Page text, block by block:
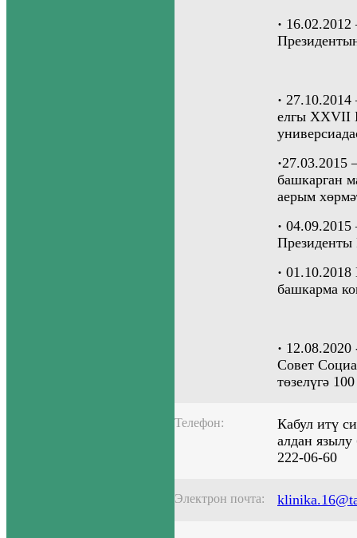
· 16.02.2012
Президенты
· 27.10.2014
елгы XXVII
·27.03.2015
башкарган
аерым
· 04.09.2015
Президенты
·
башкарма
· 12.08.2020
Совет
төзелүгә
Телефон:
Кабул итү
алдан язылу
222-06-60
Электрон почта: